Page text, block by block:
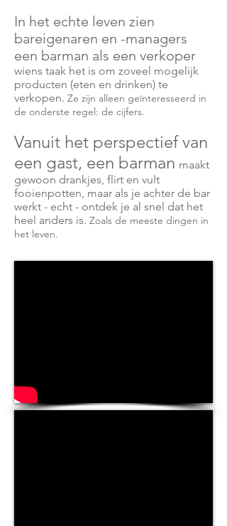
In het echte leven zien
bareigenaren en -managers
een barman als een verkoper
wiens taak het is om zoveel mogelijk
producten (eten en drinken) te
verkopen. Ze zijn alleen geïnteresseerd in
de onderste regel: de cijfers.
Vanuit het perspectief van
een gast, een barman maakt
gewoon drankjes, flirt en vult
fooienpotten, maar als je achter de bar
werkt - echt - ontdek je al snel dat het
heel anders is. Zoals de meeste dingen in
het leven.